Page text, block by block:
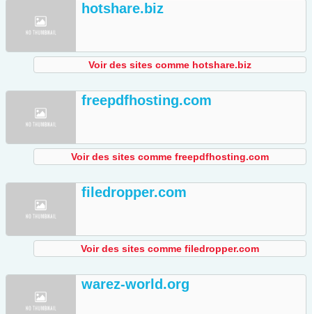
hotshare.biz
Voir des sites comme hotshare.biz
freepdfhosting.com
Voir des sites comme freepdfhosting.com
filedropper.com
Voir des sites comme filedropper.com
warez-world.org